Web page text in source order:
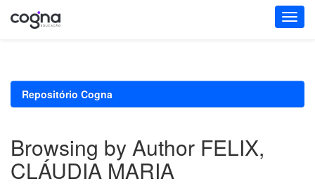
Repositório Cogna
Browsing by Author FELIX,
CLÁUDIA MARIA